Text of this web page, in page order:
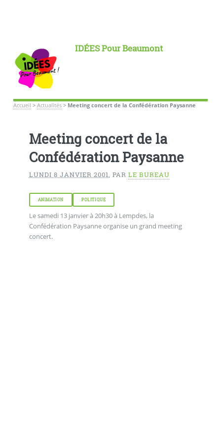
IDÉES Pour Beaumont
Accueil > Actualités> Meeting concert de la Confédération Paysanne
Meeting concert de la
Confédération Paysanne
LUNDI 8 JANVIER 2001, PAR LE BUREAU
ANIMATION POLITIQUE
Le samedi 13 janvier à 20h30 à Lempdes, la
Confédération Paysanne organise un grand meeting
concert.